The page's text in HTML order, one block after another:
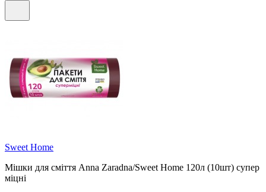
Sweet Home
Мішки для сміття Anna Zaradna/Sweet Home 120л (10шт) супер
міцні